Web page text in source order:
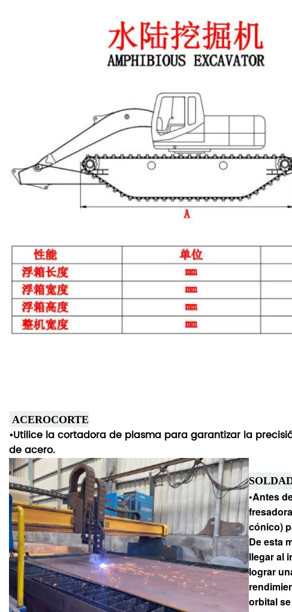
ACEROCORTE
•Utilice la cortadora de plasma para garantizar la
de acero.
•Antes
cónico)
De esta
llegar al
lograr
orbital